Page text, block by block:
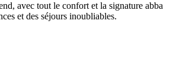
avec tout le confort et la signature abba
et des séjours inoubliables.